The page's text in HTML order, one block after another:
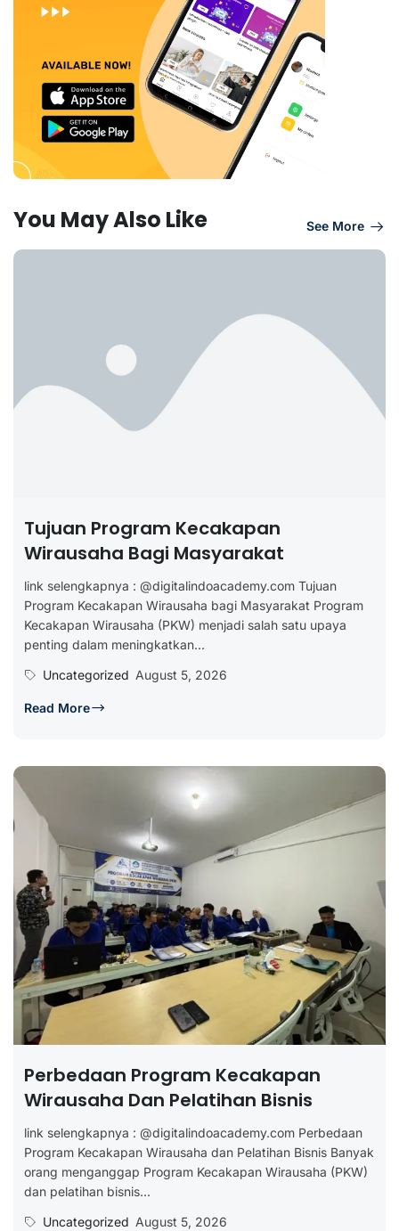
You May Also Like See More
Tujuan Program Kecakapan
Wirausaha Bagi Masyarakat
link selengkapnya : @digitalindoacademy.com Tujuan
Program Kecakapan Wirausaha bagi Masyarakat Program
Kecakapan Wirausaha (PKW) menjadi salah satu upaya
penting dalam meningkatkan...
Uncategorized August 5, 2026
Read More
Perbedaan Program Kecakapan
Wirausaha Dan Pelatihan Bisnis
link selengkapnya : @digitalindoacademy.com Perbedaan
Program Kecakapan Wirausaha dan Pelatihan Bisnis Banyak
orang menganggap Program Kecakapan Wirausaha (PKW)
dan pelatihan bisnis...
Uncategorized August 5, 2026